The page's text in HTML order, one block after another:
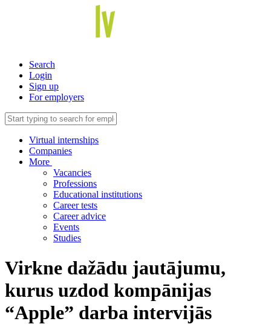
Search
Login
Sign up
For employers
Virtual internships
Companies
More
Vacancies
Professions
Educational institutions
Career tests
Career advice
Events
Studies
Virkne dažādu jautājumu,
kurus uzdod kompānijas
“Apple” darba intervijās